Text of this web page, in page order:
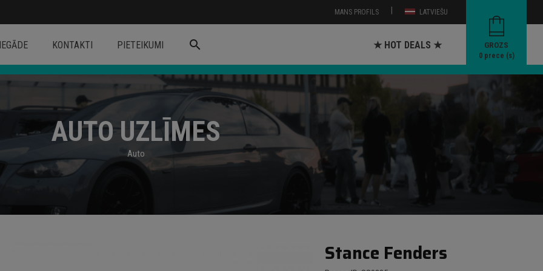
LATVIEŠU
|
MANS PROFILS
GROZS
0prece (s)
KONTAKTI PIETEIKUMI search ★ HOT DEALS ★
AUTO UZLĪMES
Auto
Stance Fenders